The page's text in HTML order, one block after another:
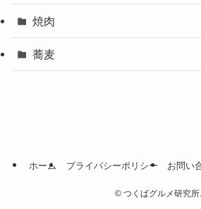
焼肉
蕎麦
ホーム プライバシーポリシー お問い
©つくばグルメ研究所.